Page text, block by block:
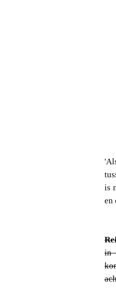
is
en
in